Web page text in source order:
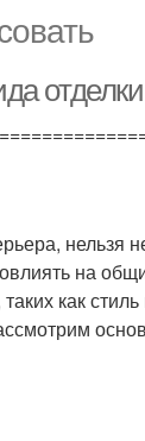
на
как